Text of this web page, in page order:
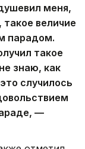
меня,
величие
парадом.
такое
знаю, как
случилось
—